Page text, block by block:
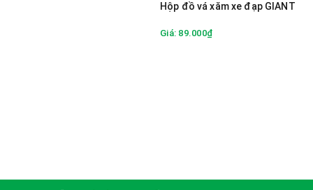
Hộp đồ vá xăm xe đạp GIANT
Giá: 89.000₫